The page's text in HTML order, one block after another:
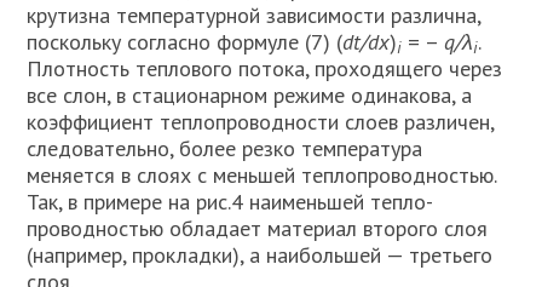
крутизна температур­ной зависимости различна,
поскольку со­гласно формуле (7) (dt/dx)i = –q/λi.
Плотность теплового потока, проходяще­го через
все слон, в стационарном режи­ме одинакова, а
коэффициент теплопро­водности слоев различен,
следовательно, более резко температура
меняется в сло­ях с меньшей теплопроводностью.
Так, в примере на рис.4 наименьшей тепло­
проводностью обладает материал второ­го слоя
(например, прокладки), а наибольшей — третьего